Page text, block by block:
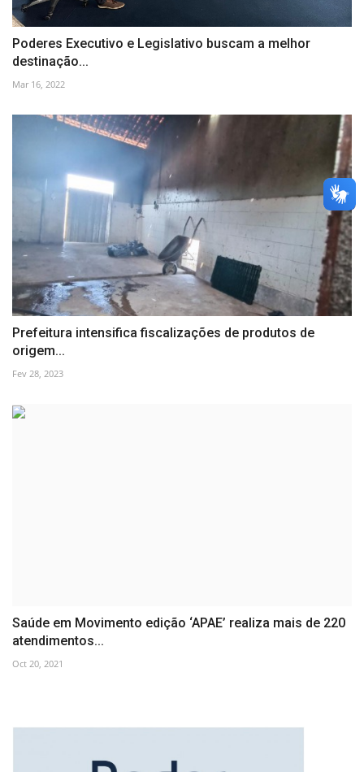
Poderes Executivo e Legislativo buscam a melhor
destinação...
Mar 16, 2022
Prefeitura intensifica fiscalizações de produtos de
origem...
Fev 28, 2023
Saúde em Movimento edição ‘APAE’ realiza mais de 220
atendimentos...
Oct 20, 2021